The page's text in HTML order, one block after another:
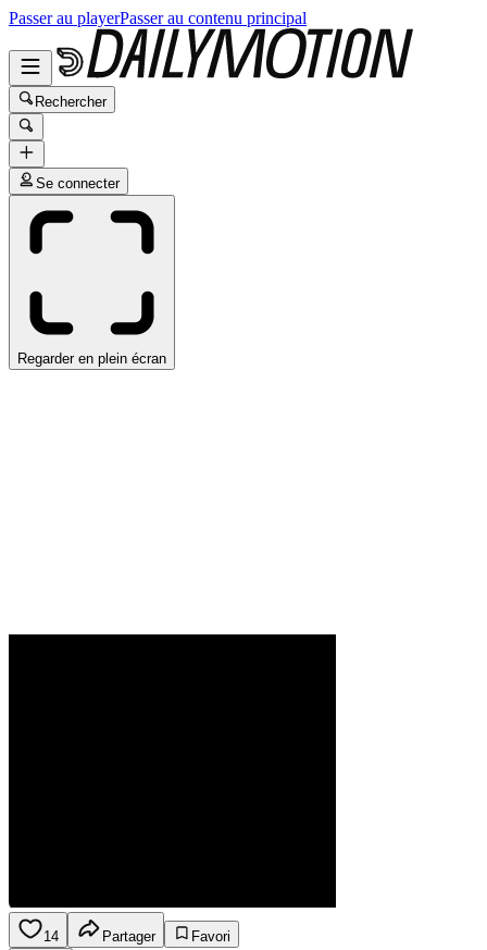
Passer au playerPasser au contenu principal
Rechercher
Se connecter
Regarder en plein écran
14 Partager
Favori